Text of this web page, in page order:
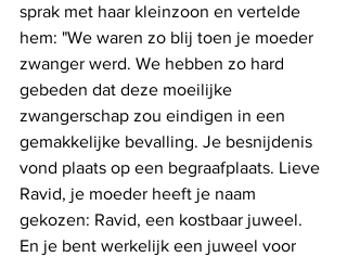
sprak met haar kleinzoon en vertelde
hem: "We waren zo blij toen je moeder
zwanger werd. We hebben zo hard
gebeden dat deze moeilijke
zwangerschap zou eindigen in een
gemakkelijke bevalling. Je besnijdenis
vond plaats op een begraafplaats. Lieve
Ravid, je moeder heeft je naam
gekozen: Ravid, een kostbaar juweel.
En je bent werkelijk een juweel voor